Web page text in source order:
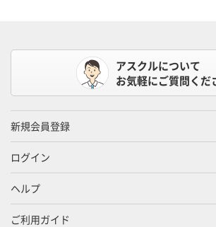
アスクルについて
お気軽にご質問くだ
新規会員登録
ログイン
ヘルプ
ご利用ガイド